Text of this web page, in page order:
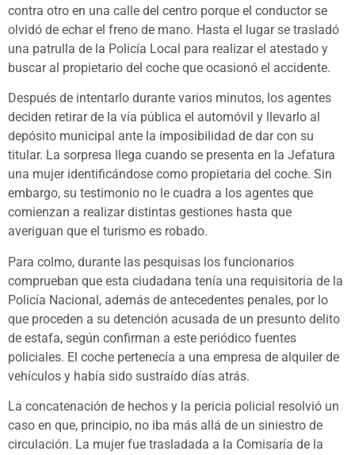
contra otro en una calle del centro porque el conductor se
olvidó de echar el freno de mano. Hasta el lugar se trasladó
una patrulla de la Policía Local para realizar el atestado y
buscar al propietario del coche que ocasionó el accidente.
Después de intentarlo durante varios minutos, los agentes
deciden retirar de la vía pública el automóvil y llevarlo al
depósito municipal ante la imposibilidad de dar con su
titular. La sorpresa llega cuando se presenta en la Jefatura
una mujer identificándose como propietaria del coche. Sin
embargo, su testimonio no le cuadra a los agentes que
comienzan a realizar distintas gestiones hasta que
averiguan que el turismo es robado.
Para colmo, durante las pesquisas los funcionarios
comprueban que esta ciudadana tenía una requisitoria de la
Policía Nacional, además de antecedentes penales, por lo
que proceden a su detención acusada de un presunto delito
de estafa, según confirman a este periódico fuentes
policiales. El coche pertenecía a una empresa de alquiler de
vehículos y había sido sustraído días atrás.
La concatenación de hechos y la pericia policial resolvió un
caso en que, principio, no iba más allá de un siniestro de
circulación. La mujer fue trasladada a la Comisaría de la